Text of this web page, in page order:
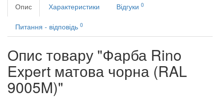
Опис
Характеристики Відгуки 0
Питання - відповідь 0
Опис товару "Фарба Rino
Expert матова чорна (RAL
9005M)"